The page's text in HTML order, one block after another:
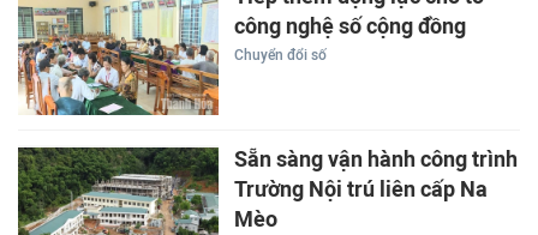
công nghệ số cộng đồng
Chuyển đổi số
Sẵn sàng vận hành công trình
Trường Nội trú liên cấp Na
Mèo